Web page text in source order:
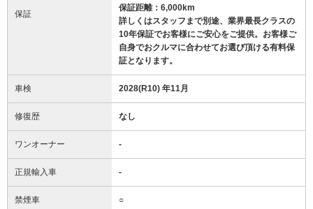
保証
保証距離：6,000km
詳しくはスタッフまで別途、業界最長クラスの
10年保証でお客様にご安心をご提供。お客様ご
自身でおクルマに合わせてお選び頂ける有料保
証となります。
車検 2028(R10) 年11月
修復歴 なし
ワンオーナー -
正規輸入車 -
禁煙車 ○